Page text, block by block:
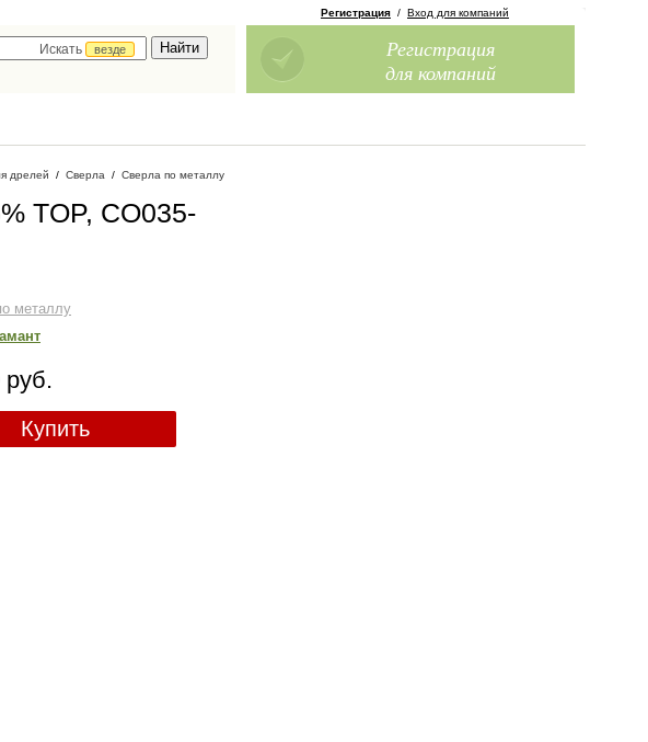
Искать
везде
Регистрация / Вход для компаний
Регистрация
для компаний
дрелей / Сверла / Сверла по металлу
TOP, CO035-
металлу
руб.
Купить